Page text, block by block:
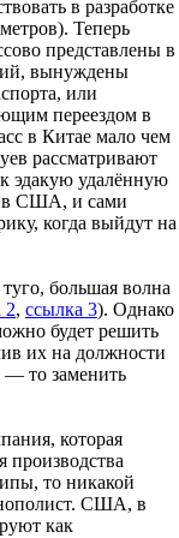
в разработке
Теперь
представлены в
вынуждены
или
переездом в
в Китае мало чем
рассматривают
эдакую удалённую
в США, и сами
когда выйдут на
большая волна
2, ссылка 3). Однако
будет решить
их на должности
— то заменить
которая
производства
то никакой
США, в
как